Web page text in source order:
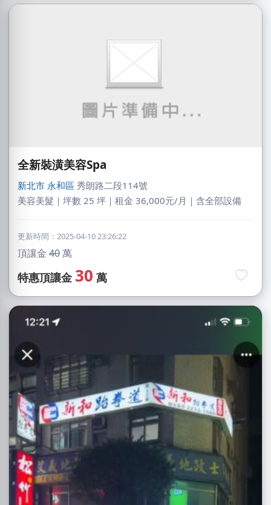
全新裝潢美容Spa
新北市 永和區 秀朗路二段114號
美容美髮｜坪數 25 坪｜租金 36,000元/月｜含全部設備
更新時間：2025-04-10 23:26:22
頂讓金 40萬
特惠頂讓金 30 萬